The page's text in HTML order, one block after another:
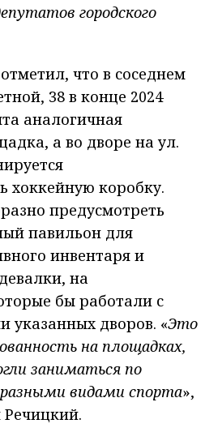
городского
что в соседнем
38 в конце 2024
аналогичная
а во дворе на ул.
хоккейную коробку.
предусмотреть
павильон для
инвентаря и
на
бы работали с
дворов. «Это
на площадках,
заниматься по
видами спорта»,